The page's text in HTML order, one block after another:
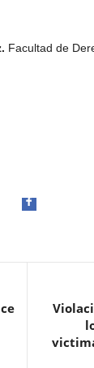
Facultad de